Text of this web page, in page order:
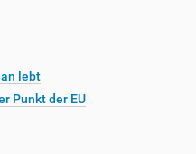
lebt
Punkt der EU